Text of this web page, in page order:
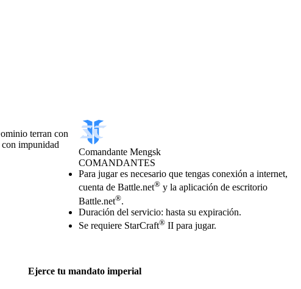
Comandante Mengsk
COMANDANTES
Precio
Available actions
Para jugar es necesario que tengas conexión a internet,
cuenta de Battle.net® y la aplicación de escritorio
Battle.net®.
Duración del servicio: hasta su expiración.
Se requiere StarCraft® II para jugar.
terran con
impunidad
Ejerce tu mandato imperial